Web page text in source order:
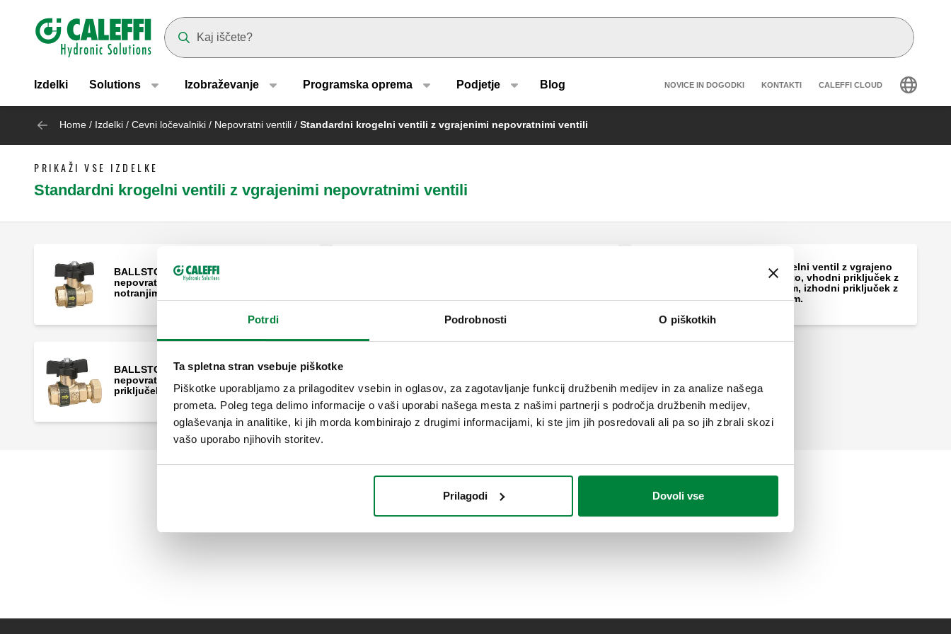
Potrdi Podrobnosti O piškotkih
Ta spletna stran vsebuje piškotke
Piškotke uporabljamo za prilagoditev vsebin in oglasov, za zagotavljanje funkcij družbenih medijev in za analize našega
prometa. Poleg tega delimo informacije o vaši uporabi našega mesta z našimi partnerji s področja družbenih medijev,
oglaševanja in analitike, ki jih morda kombinirajo z drugimi informacijami, ki ste jim jih posredovali ali pa so jih zbrali skozi
vašo uporabo njihovih storitev.
Prilagodi Dovoli vse
Header main navigation
Izdelki Solutions Izobraževanje Programska oprema Podjetje Blog Header secondary navigation
NOVICE IN DOGODKI KONTAKTI CALEFFI CLOUD
Home / Izdelki / Cevni ločevalniki / Nepovratni ventili / Standardni krogelni ventili z vgrajenimi nepovratnimi ventili
PRIKAŽI VSE IZDELKE
Standardni krogelni ventili z vgrajenimi nepovratnimi ventili
BALLSTOP, Krogelni ventil z vgrajeno
nepovratno loputo, priključki z
notranjimi navoji.
BALLSTOP, Krogelni ventil z vgrajeno
nepovratno loputo, vhodni priključek z
zunanjim navojem, izhodni priključek z
notranjim navojem.
BALLSTOP, Krogelni ventil z vgrajeno
nepovratno loputo, notranji navoj -
priključek z matico.
zunanjim navojem, izhodni priključek
notranji navoj - priključek z matico.